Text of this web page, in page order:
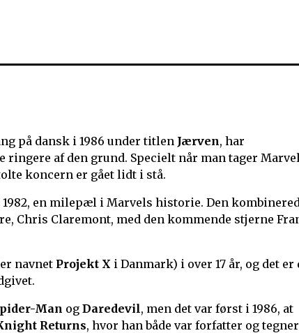
på dansk i 1986 under titlen Jærven, har
ringere af den grund. Specielt når man tager
koncern er gået lidt i stå.
1982, en milepæl i Marvels historie. Den
Chris Claremont, med den kommende stjerne
navnet Projekt X i Danmark) i over 17 år, og det er
Man og Daredevil, men det var først i 1986, at
Returns, hvor han både var forfatter og